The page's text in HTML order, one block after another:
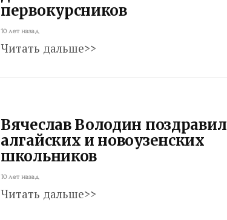
первокурсников
10 лет назад
Читать дальше>>
Вячеслав Володин поздравил
алгайских и новоузенских
школьников
10 лет назад
Читать дальше>>